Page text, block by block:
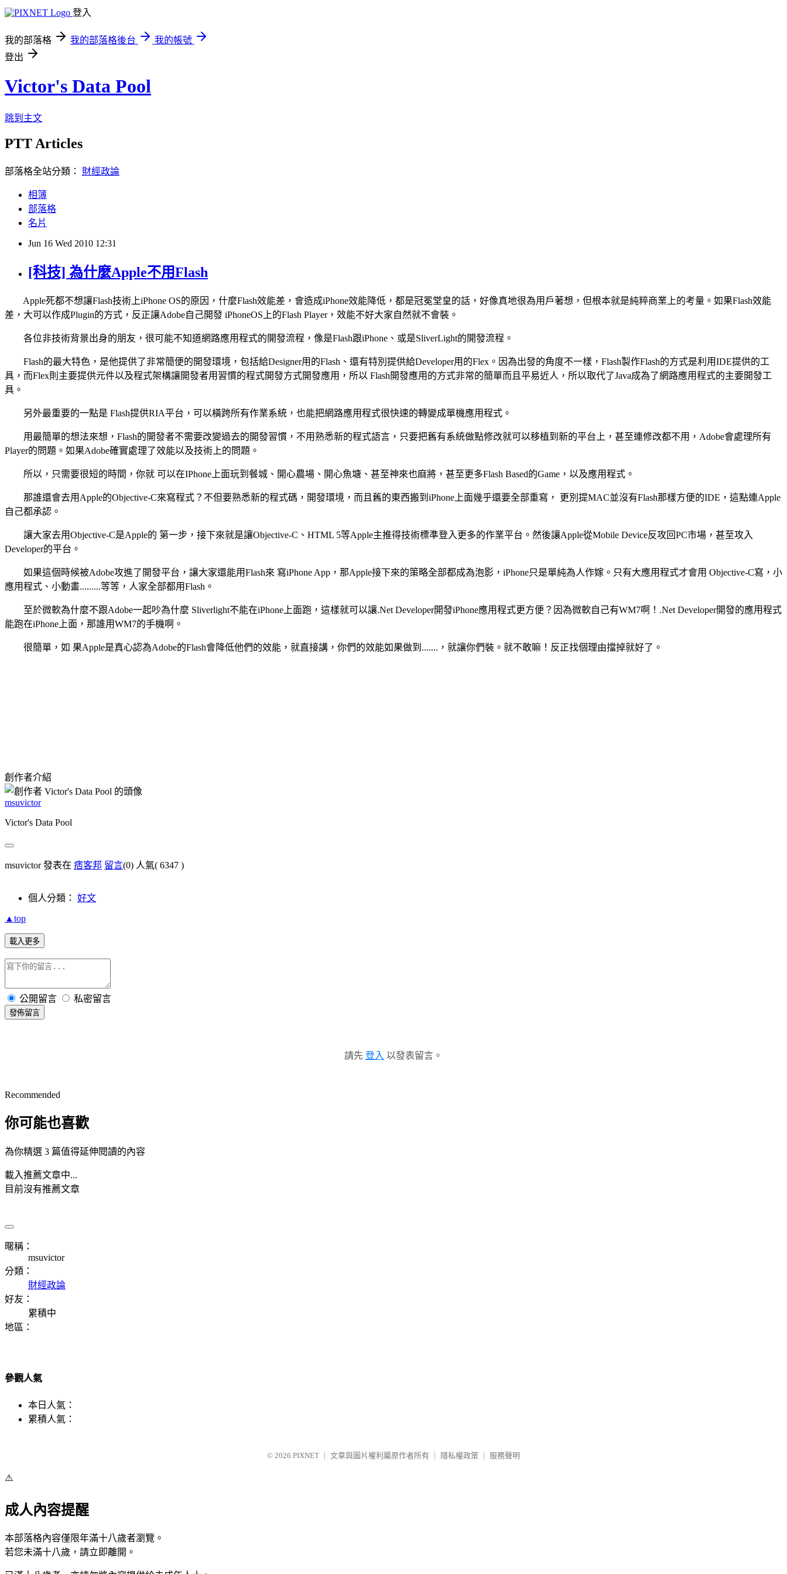
登入
我的部落格 我的部落格後台
我的帳號
登出
Victor's Data Pool
跳到主文
PTT Articles
部落格全站分類： 財經政論
相簿
部落格
名片
Jun 16 Wed 2010 12:31
[科技] 為什麼Apple不用Flash
Apple死都不想讓Flash技術上iPhone OS的原因，什麼Flash效能差，會造成iPhone效能降低，都是冠冕堂皇的話，好像真地很為用戶著想，但根本就是純粹商業上的考量。如果Flash效能
差，大可以作成Plugin的方式，反正讓Adobe自己開發 iPhoneOS上的Flash Player，效能不好大家自然就不會裝。
各位非技術背景出身的朋友，很可能不知道網路應用程式的開發流程，像是Flash跟iPhone、或是SliverLight的開發流程。
Flash的最大特色，是他提供了非常簡便的開發環境，包括給Designer用的Flash、還有特別提供給Developer用的Flex。因為出發的角度不一樣，Flash製作Flash的方式是利用IDE提供的工
具，而Flex則主要提供元件以及程式架構讓開發者用習慣的程式開發方式開發應用，所以 Flash開發應用的方式非常的簡單而且平易近人，所以取代了Java成為了網路應用程式的主要開發工
具。
另外最重要的一點是 Flash提供RIA平台，可以橫跨所有作業系統，也能把網路應用程式很快速的轉變成單機應用程式。
用最簡單的想法來想，Flash的開發者不需要改變過去的開發習慣，不用熟悉新的程式語言，只要把舊有系統做點修改就可以移植到新的平台上，甚至連修改都不用，Adobe會處理所有
Player的問題。如果Adobe確實處理了效能以及技術上的問題。
所以，只需要很短的時間，你就 可以在IPhone上面玩到餐城、開心農場、開心魚塘、甚至神來也麻將，甚至更多Flash Based的Game，以及應用程式。
那誰還會去用Apple的Objective-C來寫程式？不但要熟悉新的程式碼，開發環境，而且舊的東西搬到iPhone上面幾乎還要全部重寫， 更別提MAC並沒有Flash那樣方便的IDE，這點連Apple
自己都承認。
讓大家去用Objective-C是Apple的 第一步，接下來就是讓Objective-C、HTML 5等Apple主推得技術標準登入更多的作業平台。然後讓Apple從Mobile Device反攻回PC市場，甚至攻入
Developer的平台。
如果這個時候被Adobe攻進了開發平台，讓大家還能用Flash來 寫iPhone App，那Apple接下來的策略全部都成為泡影，iPhone只是單純為人作嫁。只有大應用程式才會用 Objective-C寫，小
應用程式、小動畫.........等等，人家全部都用Flash。
至於微軟為什麼不跟Adobe一起吵為什麼 Sliverlight不能在iPhone上面跑，這樣就可以讓.Net Developer開發iPhone應用程式更方便？因為微軟自己有WM7啊！.Net Developer開發的應用程式
能跑在iPhone上面，那誰用WM7的手機啊。
很簡單，如 果Apple是真心認為Adobe的Flash會降低他們的效能，就直接講，你們的效能如果做到.......，就讓你們裝。就不敢嘛！反正找個理由擋掉就好了。
創作者介紹
msuvictor
Victor's Data Pool
msuvictor 發表在 痞客邦 留言(0) 人氣( 6347 )
個人分類： 好文
▲top
載入更多
公開留言 私密留言
發佈留言
請先 登入 以發表留言。
Recommended
你可能也喜歡
為你精選 3 篇值得延伸閱讀的內容
載入推薦文章中...
目前沒有推薦文章
暱稱：
msuvictor
分類：
財經政論
好友：
累積中
地區：
參觀人氣
本日人氣：
累積人氣：
© 2026 PIXNET 文章與圖片權利屬原作者所有 隱私權政策 服務聲明
⚠️
成人內容提醒
本部落格內容僅限年滿十八歲者瀏覽。
若您未滿十八歲，請立即離開。